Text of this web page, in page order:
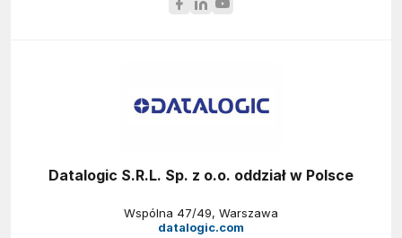
Datalogic S.R.L. Sp. z o.o. oddział w Polsce
Wspólna 47/49, Warszawa
datalogic.com